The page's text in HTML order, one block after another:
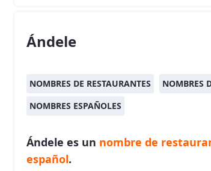
Ándele
NOMBRES DE RESTAURANTES
NOMBRES
NOMBRES ESPAÑOLES
Ándele es un nombre de
español.